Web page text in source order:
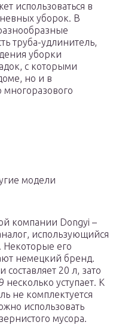
использоваться в
уборок. В
труба-удлинитель,
уборки
с которыми
но и в
модели
компании Dongyi –
использующийся
Некоторые его
немецкий бренд.
20 л, зато
уступает. К
не комплектуется
использовать
мусора.